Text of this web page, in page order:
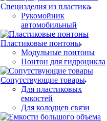
Специзделия из пластика
Рукомойник
автомобильный
Пластиковые понтоны
Модульные понтоны
Понтон для гидроцикла
Сопутствующие товары
Для пластиковых
емкостей
Для колодцев связи